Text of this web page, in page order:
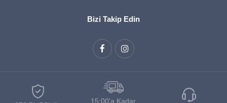
Bizi Takip Edin
15:00'a Kadar